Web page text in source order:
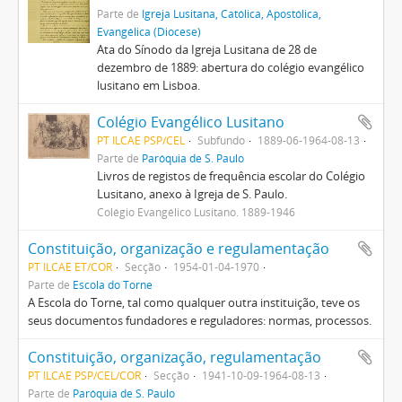
Parte de Igreja Lusitana, Católica, Apostólica,
Evangélica (Diocese)
Ata do Sínodo da Igreja Lusitana de 28 de
dezembro de 1889: abertura do colégio evangélico
lusitano em Lisboa.
Colégio Evangélico Lusitano
PT ILCAE PSP/CEL Subfundo
1889-06-1964-08-13
Parte de Paróquia de S. Paulo
Livros de registos de frequência escolar do Colégio
Lusitano, anexo à Igreja de S. Paulo.
Colégio Evangélico Lusitano. 1889-1946
Constituição, organização e regulamentação
PT ILCAE ET/COR Secção
1954-01-04-1970
Parte de Escola do Torne
A Escola do Torne, tal como qualquer outra instituição, teve os
seus documentos fundadores e reguladores: normas, processos.
Constituição, organização, regulamentação
PT ILCAE PSP/CEL/COR Secção
1941-10-09-1964-08-13
Parte de Paróquia de S. Paulo